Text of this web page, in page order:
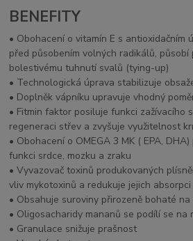
BENEFITY
• Obohacení o vitamín E s antioxidačním
před působením volných radikálů,
bolestivému tuhnutí svalů (tying-up)
• Technologická úprava stabilizuje
• Doplněk vápníku upravuje vhodný
• Fitmin faktor posiluje funkci zažívacího
regeneraci střev a zvyšuje využitelnost
• Obohacení o OMEGA 3 MK ( EPA,
funkci srdce, mozku a zraku
• Vyvazovač toxinů produkovaných
vliv mykotoxinů a redukuje jejich absorpci
• Obsahuje suroviny přirozeně bohaté
• Oligosacharidy mananů se podílí se na
• Granulace snižuje prašnost